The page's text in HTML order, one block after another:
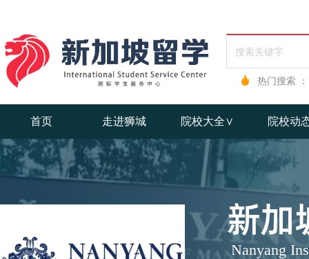
热门搜索 ：
首页 走进狮城 院校大全∨ 院校动
新加
Nanyang